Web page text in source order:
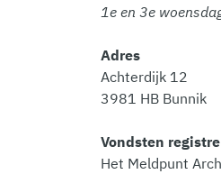
1e en 3e
Adres
Achterdijk 12
3981 HB Bunnik
Vondsten
Het Meldpunt